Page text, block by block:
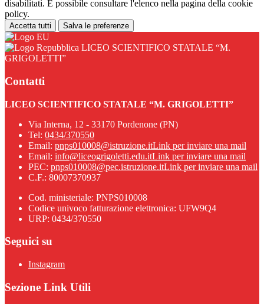
disabilitati. È possibile consultare l'elenco nella pagina della cookie
policy.
Accetta tutti Salva le preferenze
LICEO SCIENTIFICO STATALE “M.
GRIGOLETTI”
Contatti
LICEO SCIENTIFICO STATALE “M. GRIGOLETTI”
Via Interna, 12 - 33170 Pordenone (PN)
Tel: 0434/370550
Email: pnps010008@istruzione.itLink per inviare una mail
Email: info@liceogrigoletti.edu.itLink per inviare una mail
PEC: pnps010008@pec.istruzione.itLink per inviare una mail
C.F.: 80007370937
Cod. ministeriale: PNPS010008
Codice univoco fatturazione elettronica: UFW9Q4
URP: 0434/370550
Seguici su
Instagram
Sezione Link Utili